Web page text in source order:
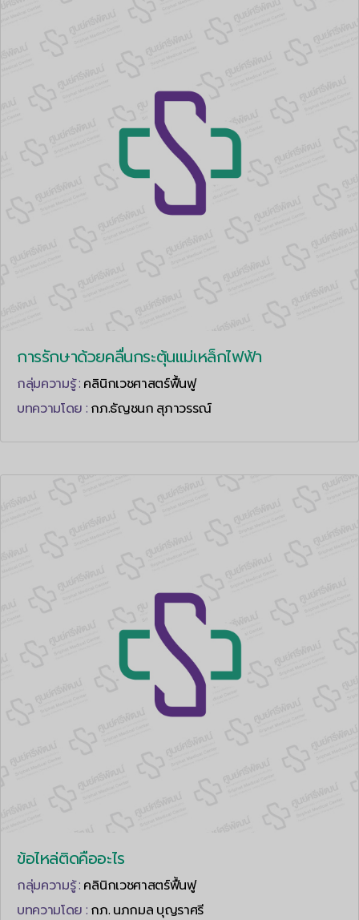
การรักษาด้วยคลื่นกระตุ้นแม่เหล็กไฟฟ้า
กลุ่มความรู้ : คลินิกเวชศาสตร์ฟื้นฟู
บทความโดย : กภ.ธัญชนก สุภาวรรณ์
ข้อไหล่ติดคืออะไร
กลุ่มความรู้ : คลินิกเวชศาสตร์ฟื้นฟู
บทความโดย : กภ. นภกมล บุญราศรี